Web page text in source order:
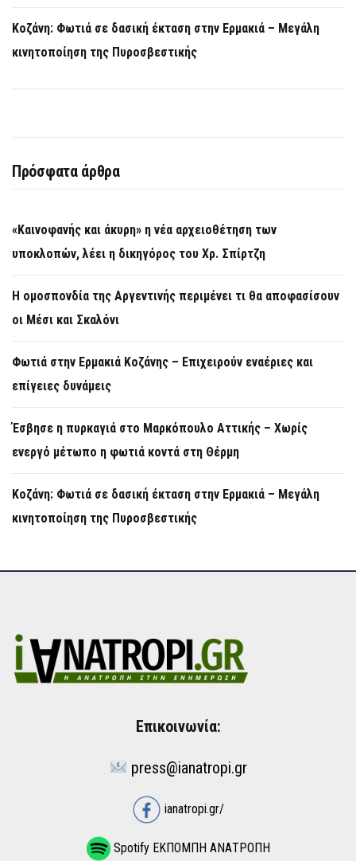
Κοζάνη: Φωτιά σε δασική έκταση στην Ερμακιά – Μεγάλη
κινητοποίηση της Πυροσβεστικής
Πρόσφατα άρθρα
«Καινοφανής και άκυρη» η νέα αρχειοθέτηση των
υποκλοπών, λέει η δικηγόρος του Χρ. Σπίρτζη
Η ομοσπονδία της Αργεντινής περιμένει τι θα αποφασίσουν
οι Μέσι και Σκαλόνι
Φωτιά στην Ερμακιά Κοζάνης – Επιχειρούν εναέριες και
επίγειες δυνάμεις
Έσβησε η πυρκαγιά στο Μαρκόπουλο Αττικής – Χωρίς
ενεργό μέτωπο η φωτιά κοντά στη Θέρμη
Κοζάνη: Φωτιά σε δασική έκταση στην Ερμακιά – Μεγάλη
κινητοποίηση της Πυροσβεστικής
Επικοινωνία:
press@ianatropi.gr
ianatropi.gr/
Spotify ΕΚΠΟΜΠΗ ΑΝΑΤΡΟΠΗ